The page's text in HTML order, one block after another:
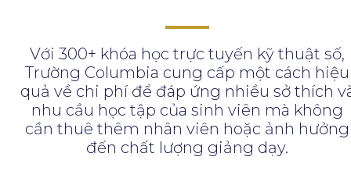
Với 300+ khóa học trực tuyến kỹ thuật số,
Trường Columbia cung cấp một cách hiệu
quả về chi phí để đáp ứng nhiều sở thích
nhu cầu học tập của sinh viên mà không
cần thuê thêm nhân viên hoặc ảnh hưởng
đến chất lượng giảng dạy.